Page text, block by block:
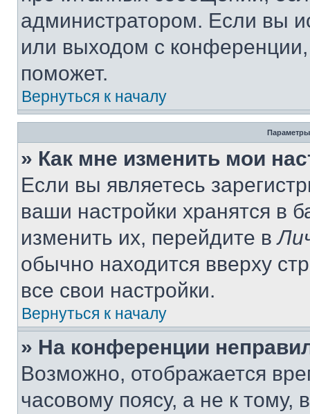
администратором. Если вы
или выходом с
поможет.
Вернуться к началу
Параметры
» Как мне изменить мои
Если вы являетесь
ваши настройки хранятся в
изменить их, перейдите в
обычно находится вверху
все свои настройки.
Вернуться к началу
» На конференции
Возможно, отображается
часовому поясу, а не к тому,